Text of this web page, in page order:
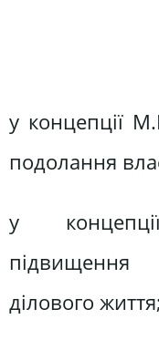
у концепції
подолання
у
підвищення
ділового